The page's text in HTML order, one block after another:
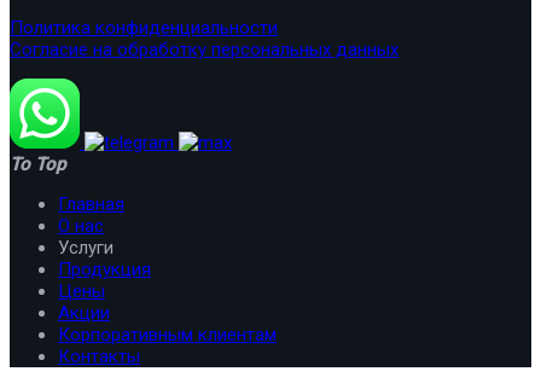
Политика конфиденциальности
Согласие на обработку персональных данных
To Top
Главная
О нас
Услуги
Продукция
Цены
Акции
Корпоративным клиентам
Контакты